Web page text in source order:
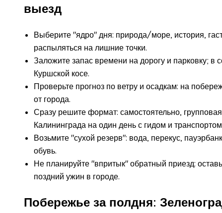
выезд
Выберите "ядро" дня: природа/море, история,
распыляться на лишние точки.
Заложите запас времени на дорогу и парковку; в
Куршской косе.
Проверьте прогноз по ветру и осадкам: на
от города.
Сразу решите формат: самостоятельно,
Калининграда на один день с гидом и
Возьмите "сухой резерв": вода, перекус,
обувь.
Не планируйте "впритык" обратный приезд:
поздний ужин в городе.
Побережье за полдня: